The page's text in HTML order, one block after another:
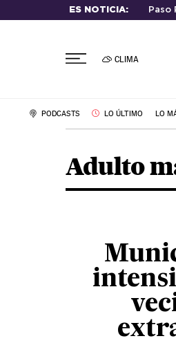
ES NOTICIA: Paso
CLIMA
PODCASTS LO ÚLTIMO LO
Adulto